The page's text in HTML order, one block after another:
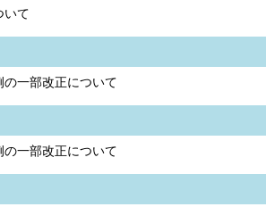
いて
一部改正について
一部改正について